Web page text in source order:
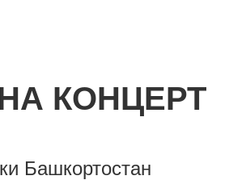
КОНЦЕРТ
Башкортостан